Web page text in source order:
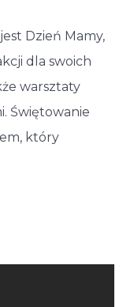
Dzień Mamy,
dla swoich
warsztaty
Świętowanie
który